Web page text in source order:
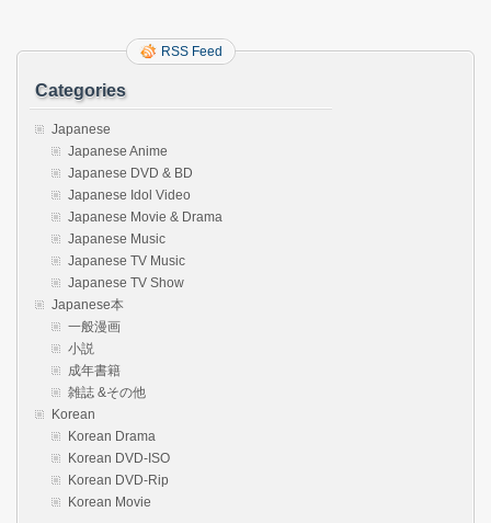
RSS Feed
Categories
Japanese
Japanese Anime
Japanese DVD & BD
Japanese Idol Video
Japanese Movie & Drama
Japanese Music
Japanese TV Music
Japanese TV Show
Japanese本
一般漫画
小説
成年書籍
雑誌 &その他
Korean
Korean Drama
Korean DVD-ISO
Korean DVD-Rip
Korean Movie